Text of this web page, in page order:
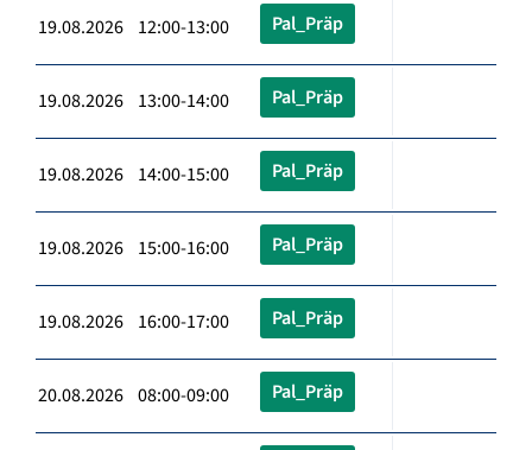
19.08.2026 12:00-13:00 Pal_Präp
19.08.2026 13:00-14:00 Pal_Präp
19.08.2026 14:00-15:00 Pal_Präp
19.08.2026 15:00-16:00 Pal_Präp
19.08.2026 16:00-17:00 Pal_Präp
20.08.2026 08:00-09:00 Pal_Präp